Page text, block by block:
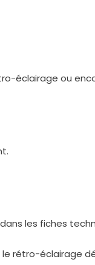
éclairage ou
les fiches
rétro-éclairage